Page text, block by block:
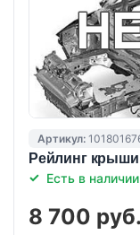
Артикул:
Рейлинг крыши
Есть в наличии
8 700 руб.